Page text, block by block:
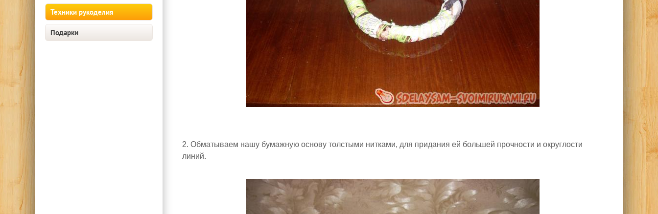
Техники рукоделия
Подарки
2. Обматываем нашу бумажную основу толстыми нитками, для придания ей большей прочности и округлости
линий.